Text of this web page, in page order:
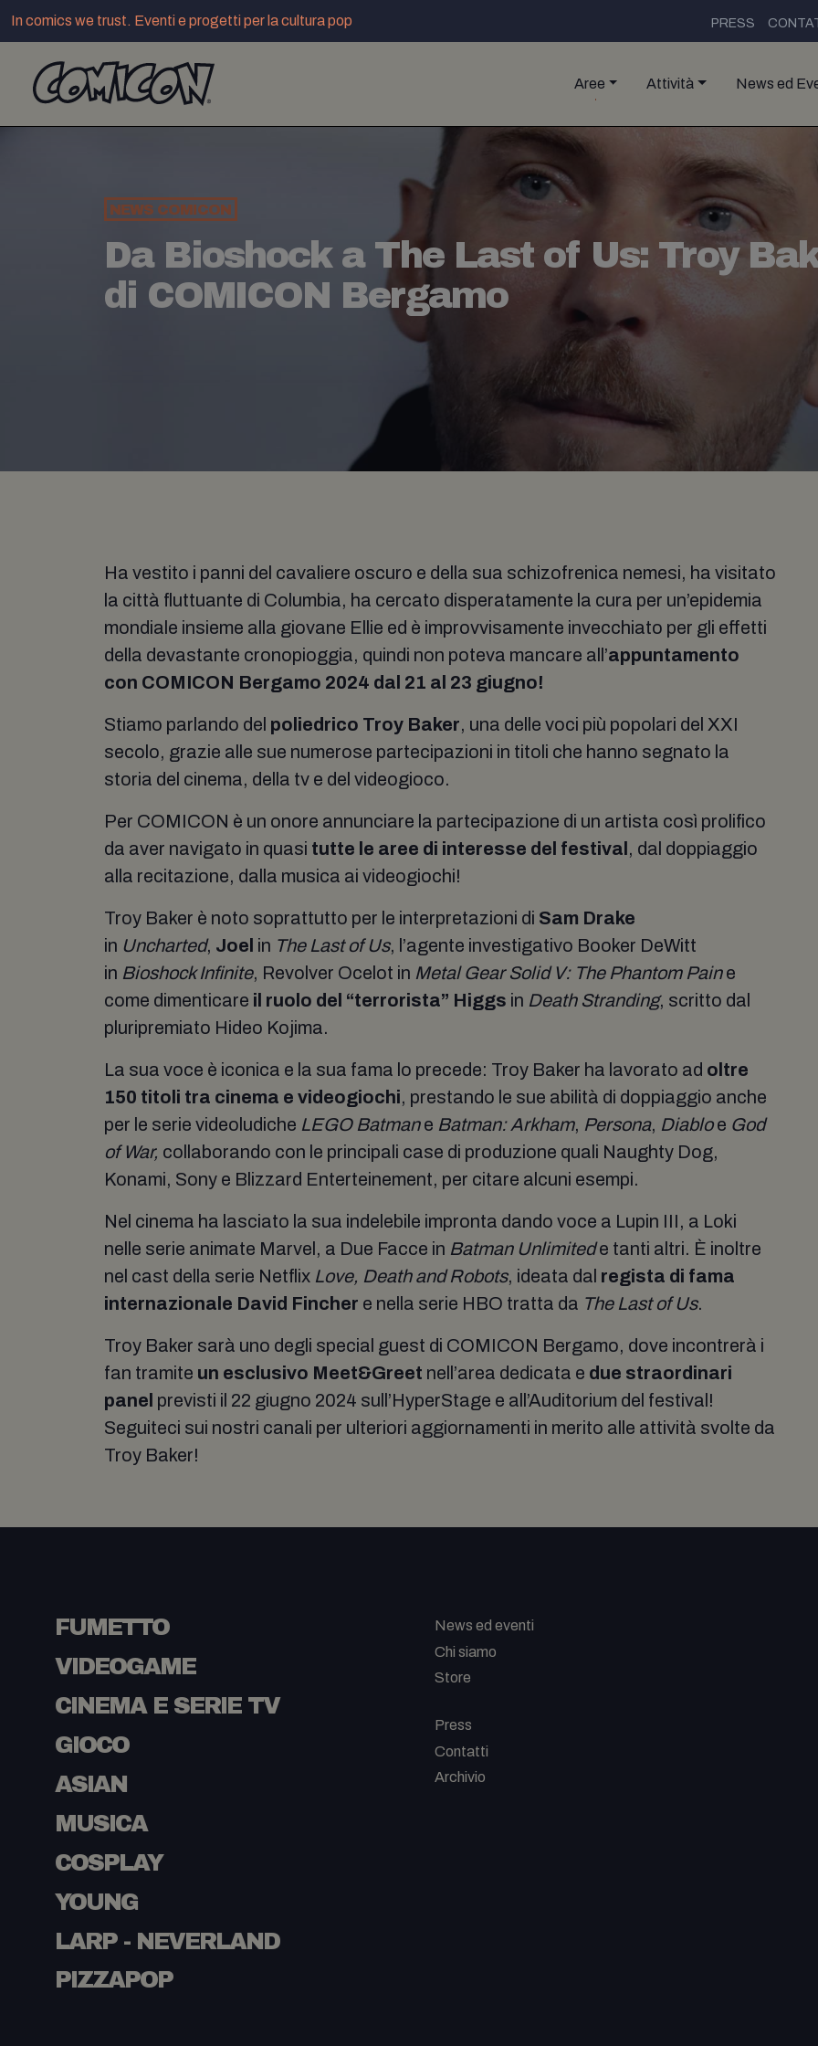
In comics we trust. Eventi e progetti per la cultura pop PRESS
Aree Attività News ed
NEWS COMICON
Da Bioshock a The Last of Us: Troy
di COMICON Bergamo
Ha vestito i panni del cavaliere oscuro e della sua schizofrenica nemesi, ha visitato
la città fluttuante di Columbia, ha cercato disperatamente la cura per un’epidemia
mondiale insieme alla giovane Ellie ed è improvvisamente invecchiato per gli effetti
della devastante cronopioggia, quindi non poteva mancare all’appuntamento
con COMICON Bergamo 2024 dal 21 al 23 giugno!
Stiamo parlando del poliedrico Troy Baker, una delle voci più popolari del XXI
secolo, grazie alle sue numerose partecipazioni in titoli che hanno segnato la
storia del cinema, della tv e del videogioco.
Per COMICON è un onore annunciare la partecipazione di un artista così prolifico
da aver navigato in quasi tutte le aree di interesse del festival , dal doppiaggio
alla recitazione, dalla musica ai videogiochi!
Troy Baker è noto soprattutto per le interpretazioni di Sam Drake
in Uncharted, Joel in The Last of Us, l’agente investigativo Booker DeWitt
in Bioshock Infinite, Revolver Ocelot in Metal Gear Solid V: The Phantom Paine
come dimenticare il ruolo del “terrorista” Higgs in Death Stranding, scritto dal
pluripremiato Hideo Kojima.
La sua voce è iconica e la sua fama lo precede: Troy Baker ha lavorato ad oltre
150 titoli tra cinema e videogiochi, prestando le sue abilità di doppiaggio anche
per le serie videoludiche LEGO Batmane Batman: Arkham, Persona, Diabloe God
of War, collaborando con le principali case di produzione quali Naughty Dog,
Konami, Sony e Blizzard Enterteinement, per citare alcuni esempi.
Nel cinema ha lasciato la sua indelebile impronta dando voce a Lupin III, a Loki
nelle serie animate Marvel, a Due Facce in Batman Unlimitede tanti altri. È inoltre
nel cast della serie Netflix Love, Death and Robots, ideata dal regista di fama
internazionale David Fincher e nella serie HBO tratta da The Last of Us.
Troy Baker sarà uno degli special guest di COMICON Bergamo, dove incontrerà i
fan tramite un esclusivo Meet&Greet nell’area dedicata e due straordinari
panel previsti il 22 giugno 2024 sull’HyperStage e all’Auditorium del festival!
Seguiteci sui nostri canali per ulteriori aggiornamenti in merito alle attività svolte da
Troy Baker!
FUMETTO
VIDEOGAME
CINEMA E SERIE TV
GIOCO
ASIAN
MUSICA
COSPLAY
YOUNG
LARP - NEVERLAND
PIZZAPOP
News ed eventi
Chi siamo
Store
Press
Contatti
Archivio